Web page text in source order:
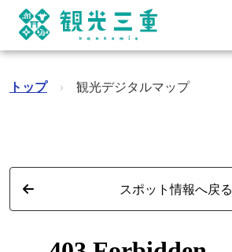
トップ › 観光デジタルマップ
スポット情報へ戻る